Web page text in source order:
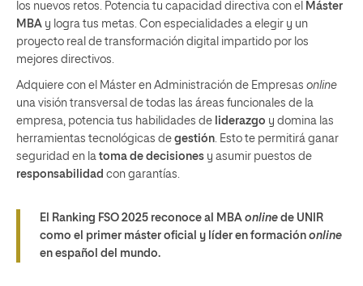
los nuevos retos. Potencia tu capacidad directiva con el Máster
MBA y logra tus metas. Con especialidades a elegir y un
proyecto real de transformación digital impartido por los
mejores directivos.
Adquiere con el Máster en Administración de Empresas online
una visión transversal de todas las áreas funcionales de la
empresa, potencia tus habilidades de liderazgo y domina las
herramientas tecnológicas de gestión. Esto te permitirá ganar
seguridad en la toma de decisiones y asumir puestos de
responsabilidad con garantías.
El Ranking FSO 2025 reconoce al MBA online de UNIR
como el primer máster oficial y líder en formación online
en español del mundo.